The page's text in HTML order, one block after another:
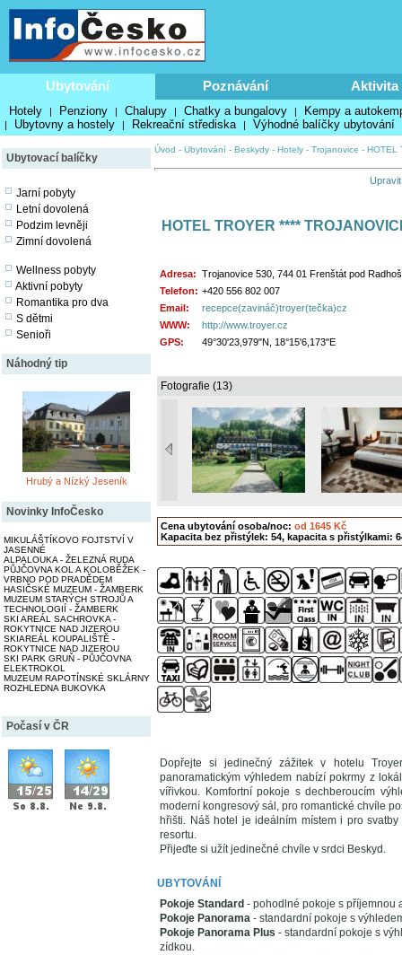
Ubytování Poznávání Aktivita
Hotely | Penziony | Chalupy | Chatky a bungalovy | Kempy a
| Ubytovny a hostely | Rekreační střediska | Výhodné balíčky ubytování
Ubytovací balíčky
Jarní pobyty
Letní dovolená
Podzim levněji
Zimní dovolená
Wellness pobyty
Aktivní pobyty
Romantika pro dva
S dětmi
Senioři
Náhodný tip
Hrubý a Nízký Jeseník
Novinky InfoČesko
MIKULÁŠTÍKOVO FOJTSTVÍ V
JASENNÉ
ALPALOUKA - ŽELEZNÁ RUDA
PŮJČOVNA KOL A KOLOBĚŽEK -
VRBNO POD PRADĚDEM
HASIČSKÉ MUZEUM - ŽAMBERK
MUZEUM STARÝCH STROJŮ A
TECHNOLOGIÍ - ŽAMBERK
SKI AREÁL SACHROVKA -
ROKYTNICE NAD JIZEROU
SKIAREÁL KOUPALIŠTĚ -
ROKYTNICE NAD JIZEROU
SKI PARK GRUŇ - PŮJČOVNA
ELEKTROKOL
MUZEUM RAPOTÍNSKÉ SKLÁRNY
ROZHLEDNA BUKOVKA
Počasí v ČR
Úvod - Ubytování - Beskydy - Hotely - Trojanovice - HOTEL
HOTEL TROYER ****
Adresa: Trojanovice 530, 744 01 Frenštát pod
Telefon: +420 556 802 007
Email:
recepce(zavináč)troyer(tečka)cz
WWW:
http://www.troyer.cz
GPS:
49°30'23,979"N, 18°15'6,173"E
Fotografie (13)
Cena ubytování osoba/noc: od 1645 Kč
Kapacita bez přistýlek: 54, kapacita s přistýlkami:
Dopřejte si jedinečný zážitek v hotelu
panoramatickým výhledem nabízí pokrmy z
vířivkou. Komfortní pokoje s dechberoucím
moderní kongresový sál, pro romantické chvíle
hřišti. Náš hotel je ideálním místem i pro
resortu.
Přijeďte si užít jedinečné chvíle v srdci Beskyd.
UBYTOVÁNÍ
Pokoje Standard - pohodlné pokoje s příjemnou
Pokoje Panorama - standardní pokoje s
Pokoje Panorama Plus - standardní pokoje s
zídkou.